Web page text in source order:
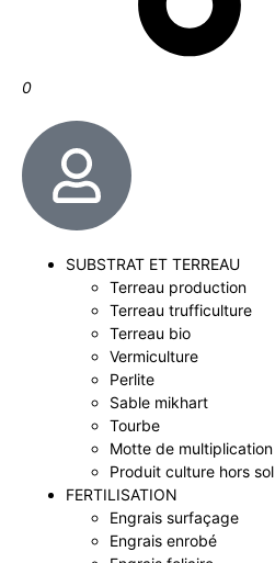
0
SUBSTRAT ET TERREAU
Terreau production
Terreau trufficulture
Terreau bio
Vermiculture
Perlite
Sable mikhart
Tourbe
Motte de multiplication
Produit culture hors sol
FERTILISATION
Engrais surfaçage
Engrais enrobé